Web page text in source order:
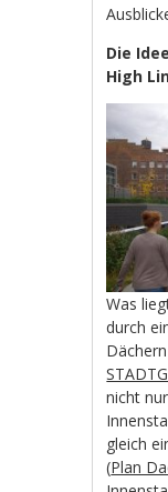
Die
High
Was
durch
nicht
gleich
(Plan